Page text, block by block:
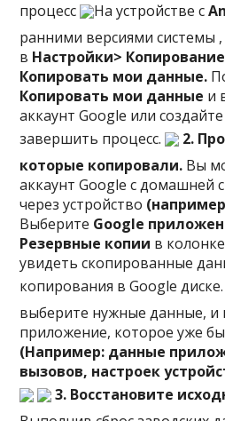
процесс
На устройстве с
ранними версиями системы
в Настройки> Копирование
Копировать мои данные.
Копировать мои данные и
аккаунт Google или
завершить процесс.
2.
которые копировали. Вы
аккаунт Google с домашней
через устройство
Выберите Google
Резервные копии в
увидеть скопированные
копирования в Google
выберите нужные данные,
приложение, которое уже
(Например: данные
вызовов, настроек
3. Восстановите